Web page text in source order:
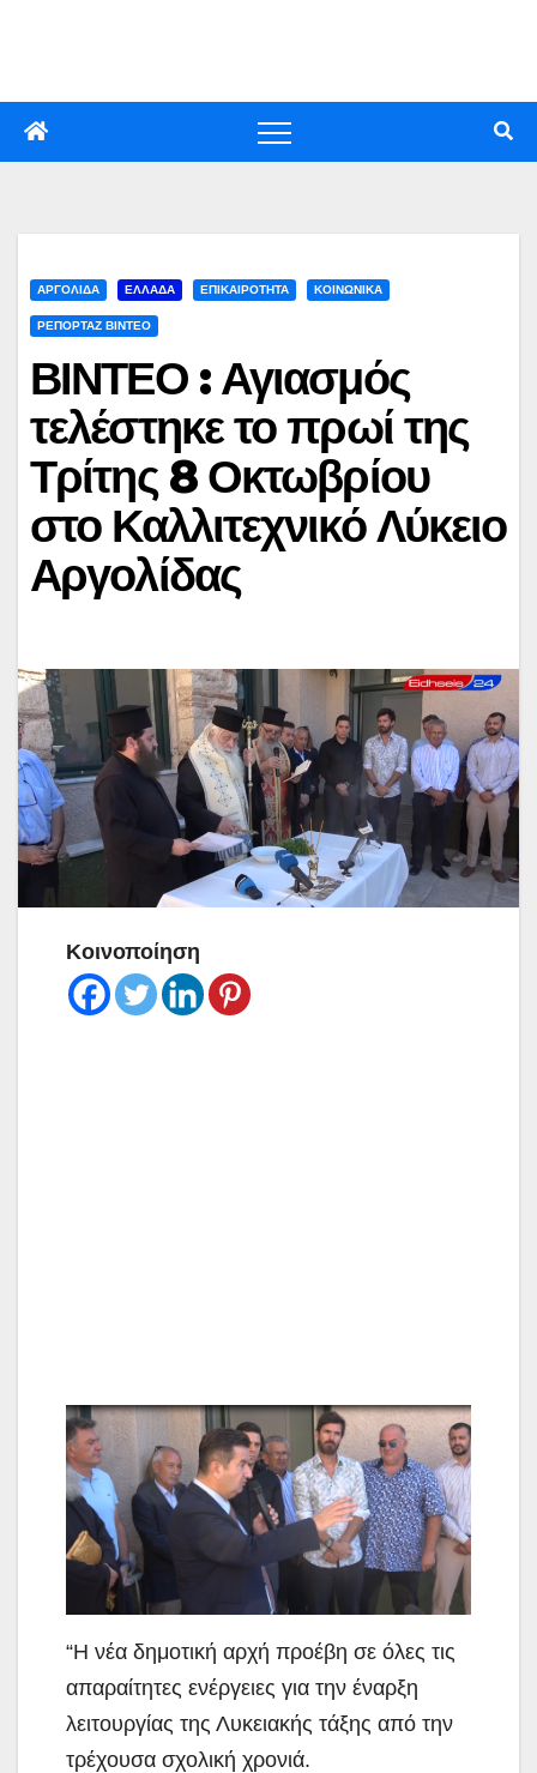
ΑΡΓΟΛΙΔΑ ΕΛΛΑΔΑ ΕΠΙΚΑΙΡΟΤΗΤΑ ΚΟΙΝΩΝΙΚΑ
ΡΕΠΟΡΤΑΖ ΒΙΝΤΕΟ
ΒΙΝΤΕΟ : Αγιασμός
τελέστηκε το πρωί της
Τρίτης 8 Οκτωβρίου
στο Καλλιτεχνικό Λύκειο
Αργολίδας
Κοινοποίηση
“Η νέα δημοτική αρχή προέβη σε όλες τις
απαραίτητες ενέργειες για την έναρξη
λειτουργίας της Λυκειακής τάξης από την
τρέχουσα σχολική χρονιά.